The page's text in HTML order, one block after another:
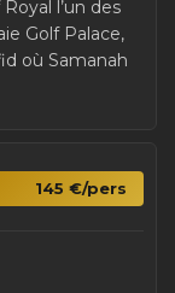
l’un des
Golf Palace,
où Samanah
145 €/pers